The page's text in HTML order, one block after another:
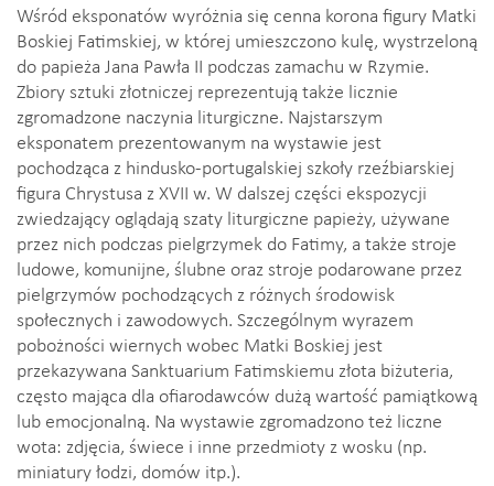
Wśród eksponatów wyróżnia się cenna korona figury Matki
Boskiej Fatimskiej, w której umieszczono kulę, wystrzeloną
do papieża Jana Pawła II podczas zamachu w Rzymie.
Zbiory sztuki złotniczej reprezentują także licznie
zgromadzone naczynia liturgiczne. Najstarszym
eksponatem prezentowanym na wystawie jest
pochodząca z hindusko-portugalskiej szkoły rzeźbiarskiej
figura Chrystusa z XVII w. W dalszej części ekspozycji
zwiedzający oglądają szaty liturgiczne papieży, używane
przez nich podczas pielgrzymek do Fatimy, a także stroje
ludowe, komunijne, ślubne oraz stroje podarowane przez
pielgrzymów pochodzących z różnych środowisk
społecznych i zawodowych. Szczególnym wyrazem
pobożności wiernych wobec Matki Boskiej jest
przekazywana Sanktuarium Fatimskiemu złota biżuteria,
często mająca dla ofiarodawców dużą wartość pamiątkową
lub emocjonalną. Na wystawie zgromadzono też liczne
wota: zdjęcia, świece i inne przedmioty z wosku (np.
miniatury łodzi, domów itp.).